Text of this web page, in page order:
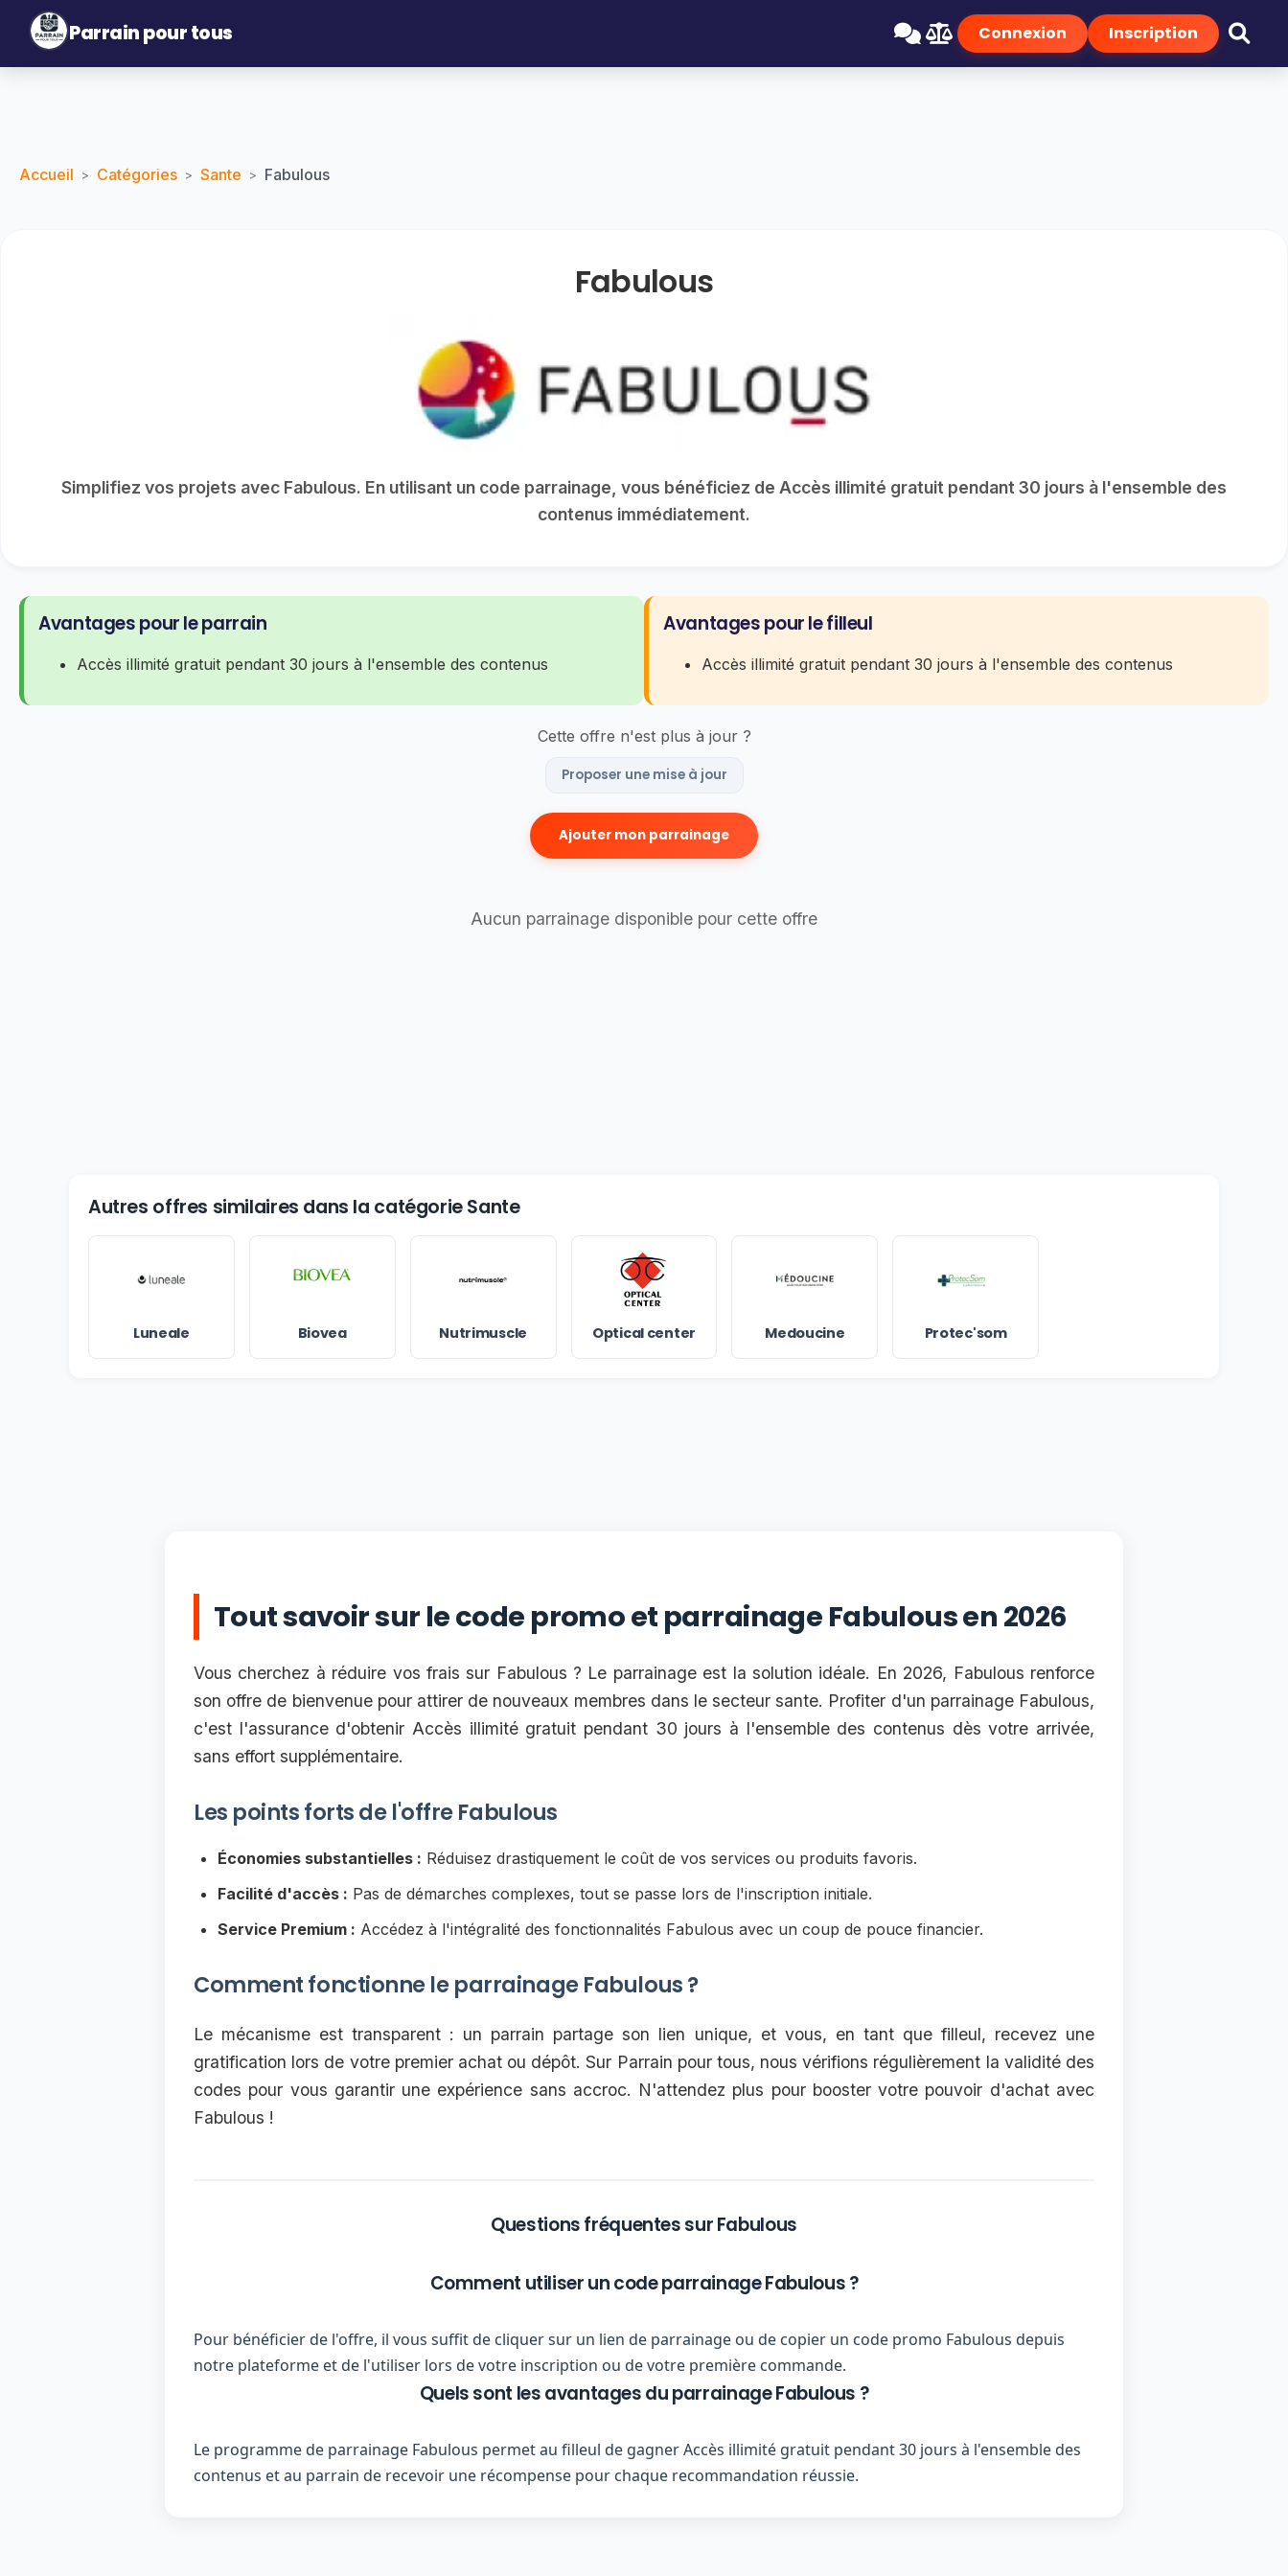
Parrain pour tous Connexion Inscription
Accueil > Catégories > Sante > Fabulous
Fabulous
Simplifiez vos projets avec Fabulous. En utilisant un code parrainage, vous bénéficiez de Accès illimité gratuit pendant 30 jours à l'ensemble des
contenus immédiatement.
Avantages pour le parrain
Accès illimité gratuit pendant 30 jours à l'ensemble des contenus
Avantages pour le filleul
Accès illimité gratuit pendant 30 jours à l'ensemble des contenus
Cette offre n'est plus à jour ?
Proposer une mise à jour
Ajouter mon parrainage
Aucun parrainage disponible pour cette offre
Autres offres similaires dans la catégorie Sante
Luneale Biovea Nutrimuscle Optical center Medoucine Protec'som
Tout savoir sur le code promo et parrainage Fabulous en 2026
Vous cherchez à réduire vos frais sur Fabulous ? Le parrainage est la solution idéale. En 2026, Fabulous renforce
son offre de bienvenue pour attirer de nouveaux membres dans le secteur sante. Profiter d'un parrainage Fabulous,
c'est l'assurance d'obtenir Accès illimité gratuit pendant 30 jours à l'ensemble des contenus dès votre arrivée,
sans effort supplémentaire.
Les points forts de l'offre Fabulous
Économies substantielles : Réduisez drastiquement le coût de vos services ou produits favoris.
Facilité d'accès : Pas de démarches complexes, tout se passe lors de l'inscription initiale.
Service Premium : Accédez à l'intégralité des fonctionnalités Fabulous avec un coup de pouce financier.
Comment fonctionne le parrainage Fabulous ?
Le mécanisme est transparent : un parrain partage son lien unique, et vous, en tant que filleul, recevez une
gratification lors de votre premier achat ou dépôt. Sur Parrain pour tous, nous vérifions régulièrement la validité des
codes pour vous garantir une expérience sans accroc. N'attendez plus pour booster votre pouvoir d'achat avec
Fabulous !
Questions fréquentes sur Fabulous
Comment utiliser un code parrainage Fabulous ?
Pour bénéficier de l'offre, il vous suffit de cliquer sur un lien de parrainage ou de copier un code promo Fabulous depuis
notre plateforme et de l'utiliser lors de votre inscription ou de votre première commande.
Quels sont les avantages du parrainage Fabulous ?
Le programme de parrainage Fabulous permet au filleul de gagner Accès illimité gratuit pendant 30 jours à l'ensemble des
contenus et au parrain de recevoir une récompense pour chaque recommandation réussie.